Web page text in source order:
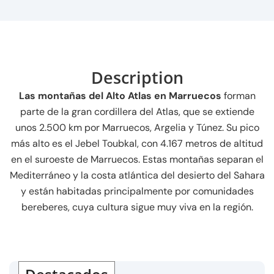
Description
Las montañas del Alto Atlas en Marruecos forman
parte de la gran cordillera del Atlas, que se extiende
unos 2.500 km por Marruecos, Argelia y Túnez. Su pico
más alto es el Jebel Toubkal, con 4.167 metros de altitud
en el suroeste de Marruecos. Estas montañas separan el
Mediterráneo y la costa atlántica del desierto del Sahara
y están habitadas principalmente por comunidades
bereberes, cuya cultura sigue muy viva en la región.